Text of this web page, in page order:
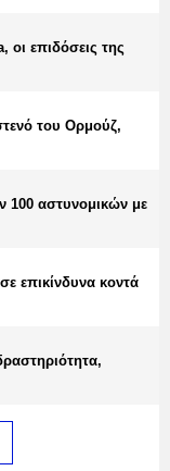
οι επιδόσεις της
του Ορμούζ,
100 αστυνομικών με
επικίνδυνα κοντά